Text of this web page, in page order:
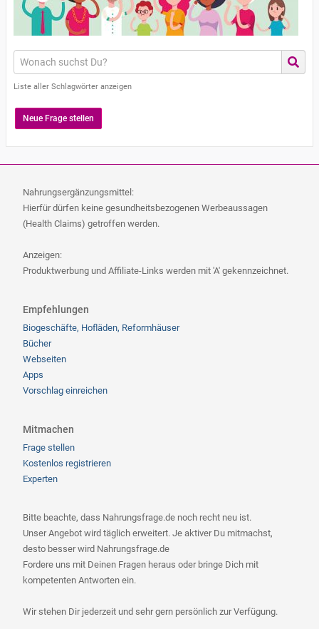
Liste aller Schlagwörter anzeigen
Neue Frage stellen
Nahrungsergänzungsmittel:
Hierfür dürfen keine gesundheitsbezogenen Werbeaussagen
(Health Claims) getroffen werden.
Anzeigen:
Produktwerbung und Affiliate-Links werden mit 'A' gekennzeichnet.
Empfehlungen
Biogeschäfte, Hofläden, Reformhäuser
Bücher
Webseiten
Apps
Vorschlag einreichen
Mitmachen
Frage stellen
Kostenlos registrieren
Experten
Bitte beachte, dass Nahrungsfrage.de noch recht neu ist.
Unser Angebot wird täglich erweitert. Je aktiver Du mitmachst,
desto besser wird Nahrungsfrage.de
Fordere uns mit Deinen Fragen heraus oder bringe Dich mit
kompetenten Antworten ein.
Wir stehen Dir jederzeit und sehr gern persönlich zur Verfügung.